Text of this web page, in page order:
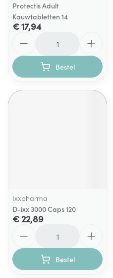
Protectis Adult
Kauwtabletten 14
€ 17,94
Bestel
Ixxpharma
D-ixx 3000 Caps 120
€ 22,89
Bestel